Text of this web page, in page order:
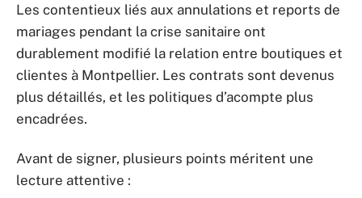
Les contentieux liés aux annulations et reports de
mariages pendant la crise sanitaire ont
durablement modifié la relation entre boutiques et
clientes à Montpellier. Les contrats sont devenus
plus détaillés, et les politiques d’acompte plus
encadrées.
Avant de signer, plusieurs points méritent une
lecture attentive :